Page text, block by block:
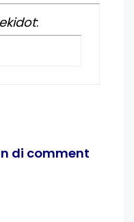
:
di comment